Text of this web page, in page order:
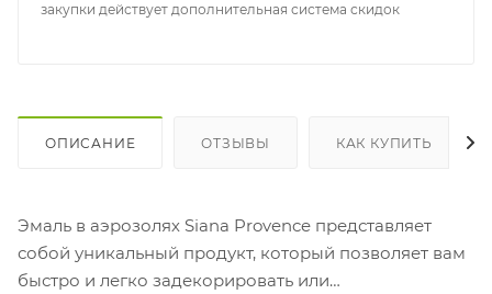
закупки действует дополнительная система скидок
ОПИСАНИЕ ОТЗЫВЫ КАК КУПИТЬ
Эмаль в аэрозолях Siana Provence представляет
собой уникальный продукт, который позволяет вам
быстро и легко задекорировать или